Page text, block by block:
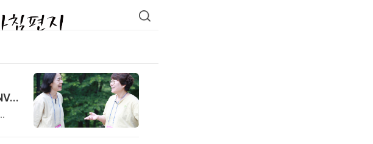
좋은 관계는 좋은 대화에서 시작됩니다 비폭력대화(NVC) 2박 3일 워크숍